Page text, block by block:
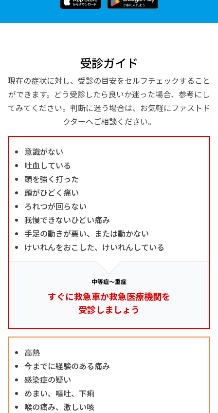
受診ガイド
現在の症状に対し、受診の目安をセルフチェックすること
ができます。どう受診したら良いか迷った場合、参考にし
てみてください。判断に迷う場合は、お気軽にファストド
クターへご相談ください。
意識がない
吐血している
頭を強く打った
頭がひどく痛い
ろれつが回らない
我慢できないひどい痛み
手足の動きが悪い、または動かない
けいれんをおこした、けいれんしている
中等症～重症
すぐに救急車か救急医療機関を
受診しましょう
高熱
今までに経験のある痛み
感染症の疑い
めまい、嘔吐、下痢
喉の痛み、激しい咳